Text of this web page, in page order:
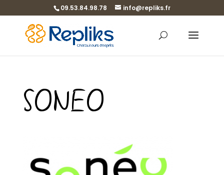
09.53.84.98.78 info@repliks.fr
SONEO